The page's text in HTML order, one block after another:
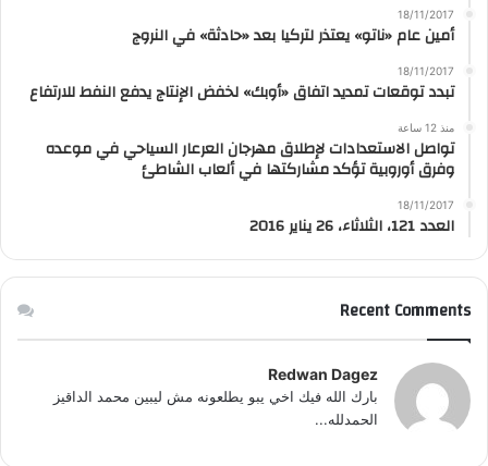
18/11/2017
أمين عام «ناتو» يعتذر لتركيا بعد «حادثة» في النروج
18/11/2017
تبدد توقعات تمديد اتفاق «أوبك» لخفض الإنتاج يدفع النفط للارتفاع
منذ 12 ساعة
تواصل الاستعدادات لإطلاق مهرجان العرعار السياحي في موعده
وفرق أوروبية تؤكد مشاركتها في ألعاب الشاطئ
18/11/2017
العدد 121، الثلاثاء، 26 يناير 2016
Recent Comments
Redwan Dagez
بارك الله فيك اخي يبو يطلعونه مش ليبين محمد الداقيز
الحمدلله...